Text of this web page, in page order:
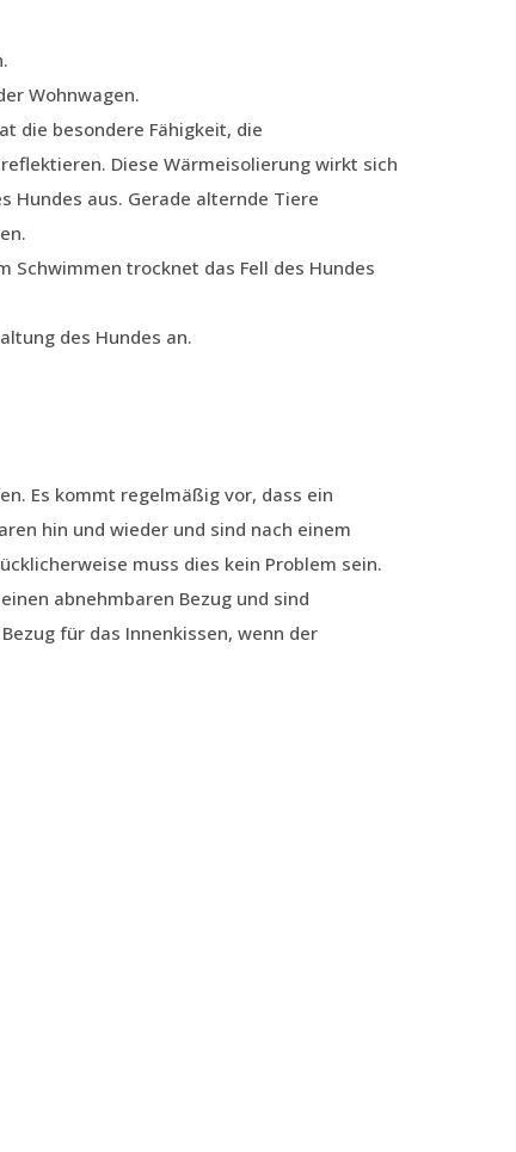
Wohnwagen.
die besondere Fähigkeit, die
Diese Wärmeisolierung wirkt sich
Hundes aus. Gerade alternde Tiere
Schwimmen trocknet das Fell des Hundes
des Hundes an.
Es kommt regelmäßig vor, dass ein
hin und wieder und sind nach einem
muss dies kein Problem sein.
abnehmbaren Bezug und sind
für das Innenkissen, wenn der